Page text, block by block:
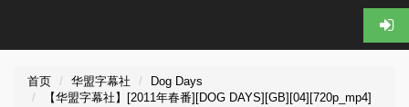
首页 华盟字幕社
Dog Days
【华盟字幕社】[2011年春番][DOG DAYS][GB][04][720p_mp4]